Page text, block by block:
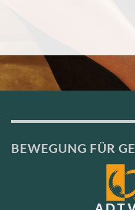
BEWEGUNG FÜR